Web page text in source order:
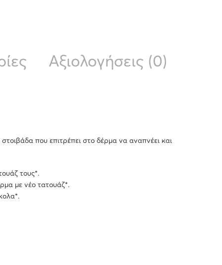
Αξιολογήσεις (0)
που επιτρέπει στο δέρμα να αναπνέει και
τους*.
με νέο τατουάζ*.